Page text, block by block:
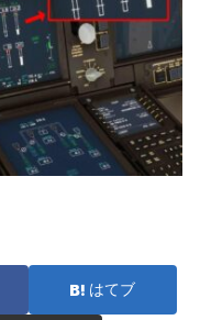
はてブ